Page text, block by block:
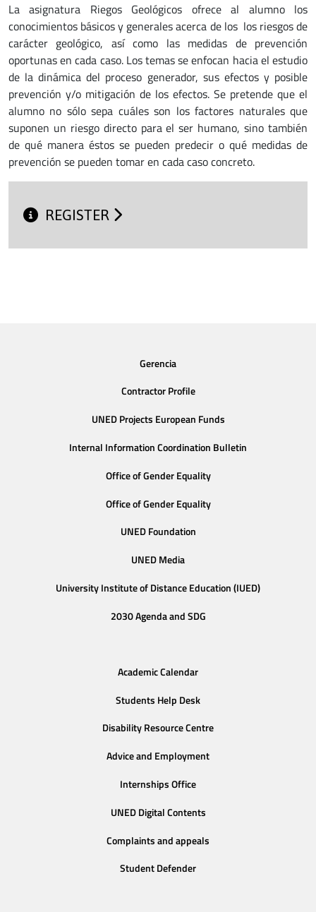
La asignatura Riegos Geológicos ofrece al alumno los
conocimientos básicos y generales acerca de los los riesgos de
carácter geológico, así como las medidas de prevención
oportunas en cada caso. Los temas se enfocan hacia el estudio
de la dinámica del proceso generador, sus efectos y posible
prevención y/o mitigación de los efectos. Se pretende que el
alumno no sólo sepa cuáles son los factores naturales que
suponen un riesgo directo para el ser humano, sino también
de qué manera éstos se pueden predecir o qué medidas de
prevención se pueden tomar en cada caso concreto.
REGISTER
Gerencia
Contractor Profile
UNED Projects European Funds
Internal Information Coordination Bulletin
Office of Gender Equality
Office of Gender Equality
UNED Foundation
UNED Media
University Institute of Distance Education (IUED)
2030 Agenda and SDG
Academic Calendar
Students Help Desk
Disability Resource Centre
Advice and Employment
Internships Office
UNED Digital Contents
Complaints and appeals
Student Defender